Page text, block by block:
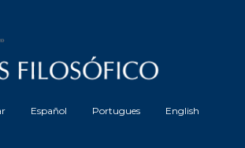
Español Portugues English